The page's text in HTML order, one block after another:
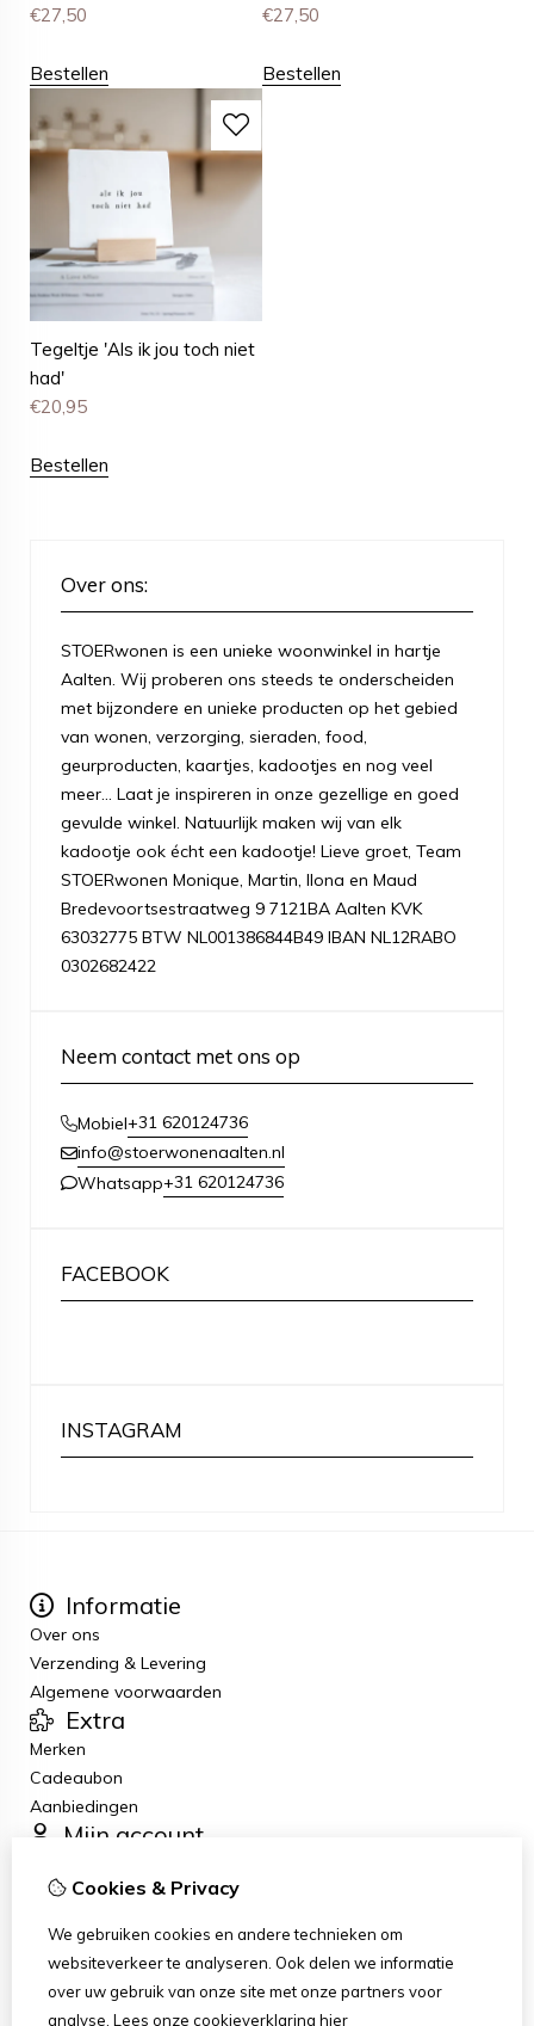
€27,50
Bestellen
€27,50
Bestellen
Tegeltje 'Als ik jou toch niet
had'
€20,95
Bestellen
Over ons:
STOERwonen is een unieke woonwinkel in hartje
Aalten. Wij proberen ons steeds te onderscheiden
met bijzondere en unieke producten op het gebied
van wonen, verzorging, sieraden, food,
geurproducten, kaartjes, kadootjes en nog veel
meer... Laat je inspireren in onze gezellige en goed
gevulde winkel. Natuurlijk maken wij van elk
kadootje ook écht een kadootje! Lieve groet, Team
STOERwonen Monique, Martin, Ilona en Maud
Bredevoortsestraatweg 9 7121BA Aalten KVK
63032775 BTW NL001386844B49 IBAN NL12RABO
0302682422
Neem contact met ons op
Mobiel+31 620124736
info@stoerwonenaalten.nl
Whatsapp+31 620124736
FACEBOOK
INSTAGRAM
Informatie
Over ons
Verzending & Levering
Algemene voorwaarden
Extra
Merken
Cadeaubon
Aanbiedingen
Mijn account
Bestelhistorie
Nieuwsbrief
Klantenservice
Cookies & Privacy
We gebruiken cookies en andere technieken om
websiteverkeer te analyseren. Ook delen we informatie
over uw gebruik van onze site met onze partners voor
analyse. Lees onze cookieverklaring hier